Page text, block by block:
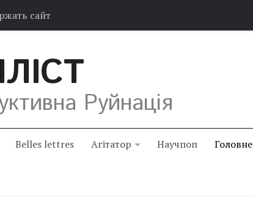
сайт
Руйнація
Belles lettres Агітатор Научпоп Головне